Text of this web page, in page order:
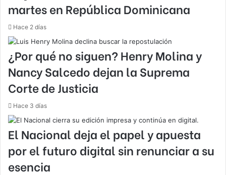
martes en República Dominicana
Hace 2 días
¿Por qué no siguen? Henry Molina y
Nancy Salcedo dejan la Suprema
Corte de Justicia
Hace 3 días
El Nacional deja el papel y apuesta
por el futuro digital sin renunciar a su
esencia